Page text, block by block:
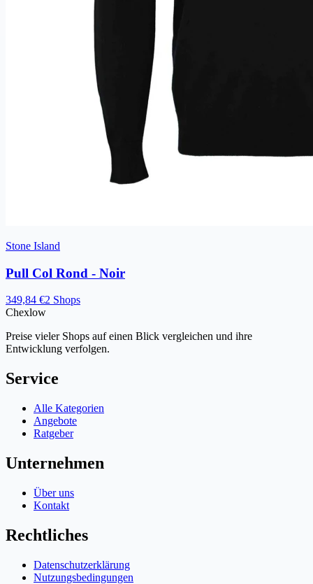
Stone Island
Pull Col Rond - Noir
349,84 €2 Shops
Chexlow
Preise vieler Shops auf einen Blick vergleichen und ihre
Entwicklung verfolgen.
Service
Alle Kategorien
Angebote
Ratgeber
Unternehmen
Über uns
Kontakt
Rechtliches
Datenschutzerklärung
Nutzungsbedingungen